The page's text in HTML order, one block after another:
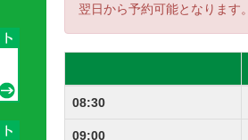
翌日から予約可能となります。
08:30
09:00